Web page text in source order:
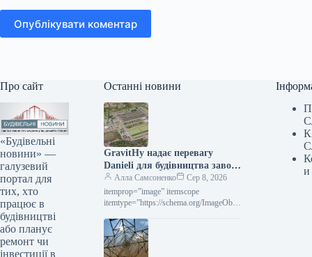
Опублікувати коментар
Про сайт
«Будівельні
новини» —
галузевий
портал для
тих, хто
працює в
будівництві
або планує
ремонт чи
інвестиції в
Останні новини
GravitHy надає перевагу
Danieli для будівництва заводу
DRI у Фос-сюр-Мер
Алла Самсоненко
Сер 8, 2026
itemprop=”image” itemscope
itemtype=”https://schema.org/ImageObje
GravitHy Новини Глобальний ринок
зелена сталь Роздрукувати 82 08
Серпня 2026 GravitHy обрала Danieli
и